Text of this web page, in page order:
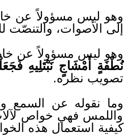
وهو ليس مسؤولاً عن
إلى الأصوات، والتنصّت
وهو ليس مسؤولاً عن
نُطْفَةٍ أَمْشَاجٍ نَبْتَلِيهِ
تصويب نظره.
وما نقوله عن السمع
واللمس فهي خواص
كيفية استعمال هذه